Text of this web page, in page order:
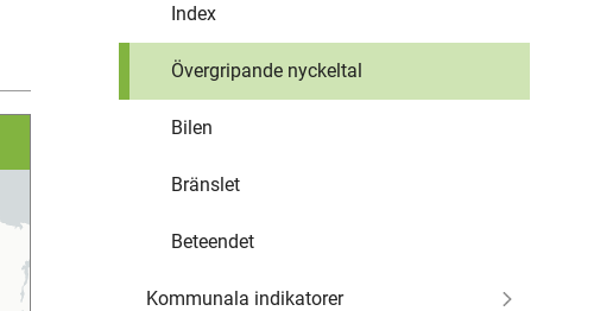
Index
Övergripande nyckeltal
Bilen
Bränslet
Beteendet
Kommunala indikatorer